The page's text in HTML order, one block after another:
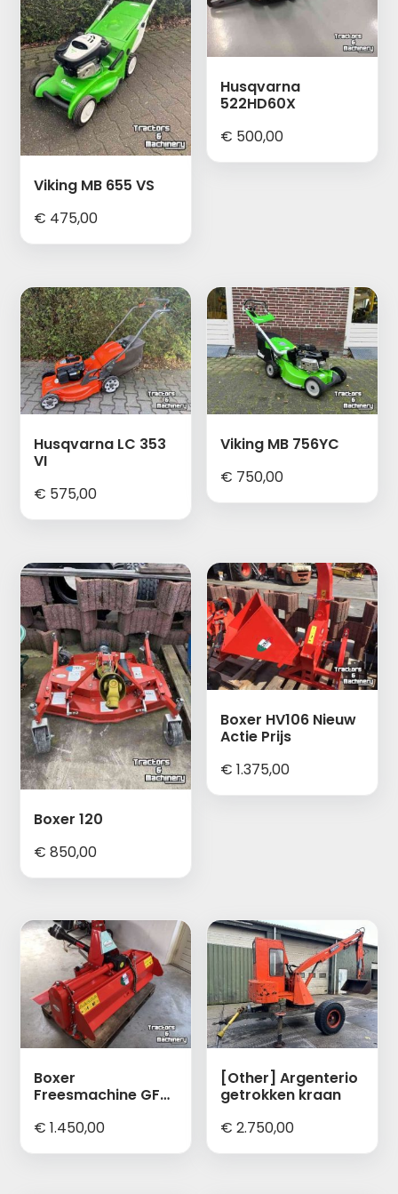
Viking MB 655 VS
€ 475,00
Husqvarna
522HD60X
€ 500,00
Husqvarna LC 353
VI
€ 575,00
Viking MB 756YC
€ 750,00
Boxer 120
€ 850,00
Boxer HV106 Nieuw
Actie Prijs
€ 1.375,00
Boxer
Freesmachine GF
€ 1.450,00
[Other] Argenterio
getrokken kraan
€ 2.750,00